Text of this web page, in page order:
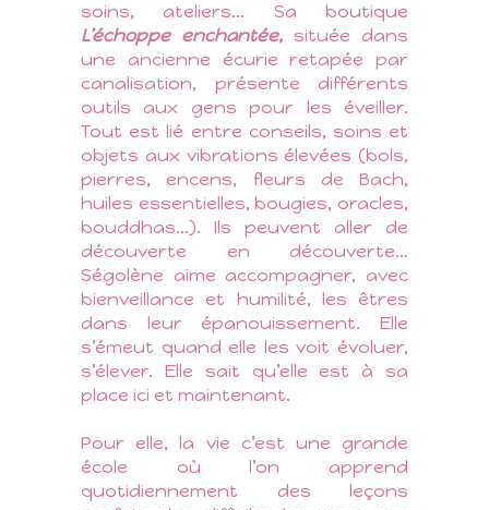
soins, ateliers… Sa boutique
L’échoppe enchantée, située dans
une ancienne écurie retapée par
canalisation, présente différents
outils aux gens pour les éveiller.
Tout est lié entre conseils, soins et
objets aux vibrations élevées (bols,
pierres, encens, fleurs de Bach,
huiles essentielles, bougies, oracles,
bouddhas…). Ils peuvent aller de
découverte en découverte…
Ségolène aime accompagner, avec
bienveillance et humilité, les êtres
dans leur épanouissement. Elle
s’émeut quand elle les voit évoluer,
s’élever. Elle sait qu’elle est à sa
place ici et maintenant.
Pour elle, la vie c’est une grande
école où l’on apprend
quotidiennement des leçons